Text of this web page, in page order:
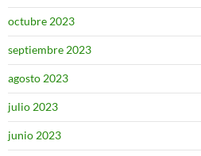
octubre 2023
septiembre 2023
agosto 2023
julio 2023
junio 2023